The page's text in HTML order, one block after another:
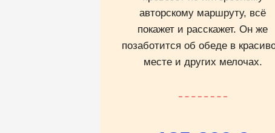
авторскому маршруту, всё
покажет и расскажет. Он же
позаботится об обеде в
месте и других мелочах.